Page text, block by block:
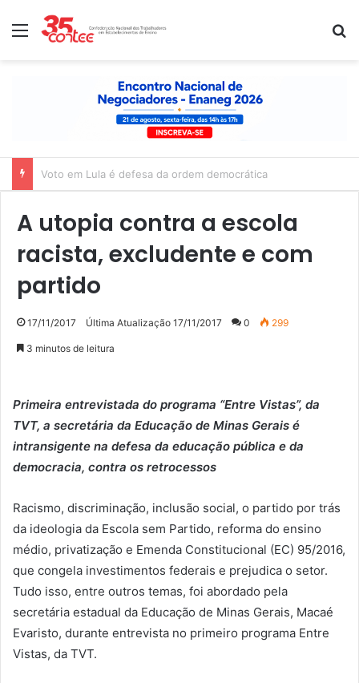
Menu
Nota de solidariedade ao povo venezuelano
A utopia contra a escola
racista, excludente e com
partido
17/11/2017 Última Atualização 17/11/2017 0 299
3 minutos de leitura
Primeira entrevistada do programa “Entre Vistas”, da
TVT, a secretária da Educação de Minas Gerais é
intransigente na defesa da educação pública e da
democracia, contra os retrocessos
Racismo, discriminação, inclusão social, o partido por trás
da ideologia da Escola sem Partido, reforma do ensino
médio, privatização e Emenda Constitucional (EC) 95/2016,
que congela investimentos federais e prejudica o setor.
Tudo isso, entre outros temas, foi abordado pela
secretária estadual da Educação de Minas Gerais, Macaé
Evaristo, durante entrevista no primeiro programa Entre
Vistas, da TVT.